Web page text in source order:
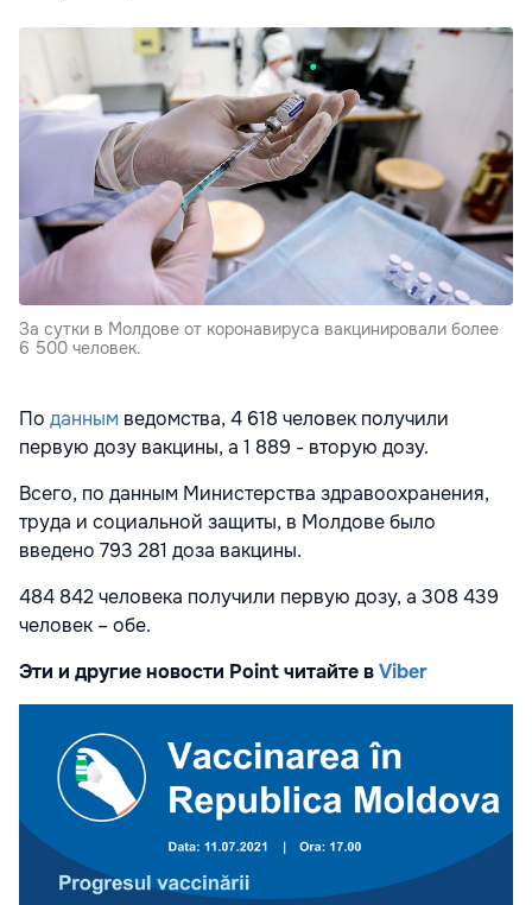
За сутки в Молдове от коронавируса вакцинировали более
6 500 человек.
По данным ведомства, 4 618 человек получили
первую дозу вакцины, а 1 889 - вторую дозу.
Всего, по данным Министерства здравоохранения,
труда и социальной защиты, в Молдове было
введено 793 281 доза вакцины.
484 842 человека получили первую дозу, а 308 439
человек – обе.
Эти и другие новости Point читайте вViber